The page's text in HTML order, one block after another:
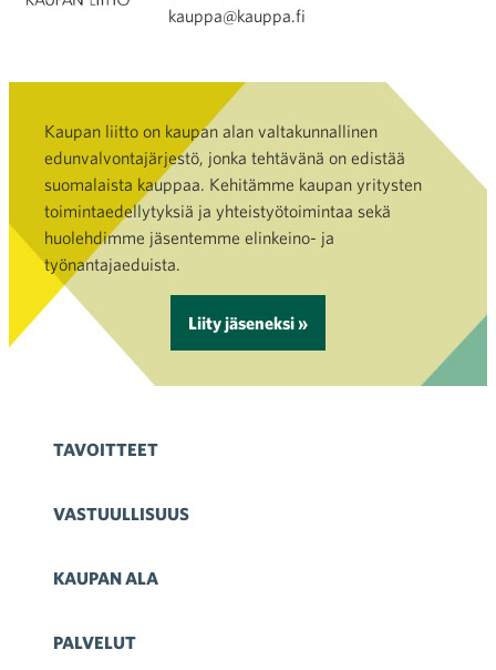
kauppa@kauppa.fi
Kaupan liitto on kaupan alan valtakunnallinen
edunvalvontajärjestö, jonka tehtävänä on edistää
suomalaista kauppaa. Kehitämme kaupan yritysten
toimintaedellytyksiä ja yhteistyötoimintaa sekä
huolehdimme jäsentemme elinkeino- ja
työnantajaeduista.
Liity jäseneksi »
TAVOITTEET
VASTUULLISUUS
KAUPAN ALA
PALVELUT